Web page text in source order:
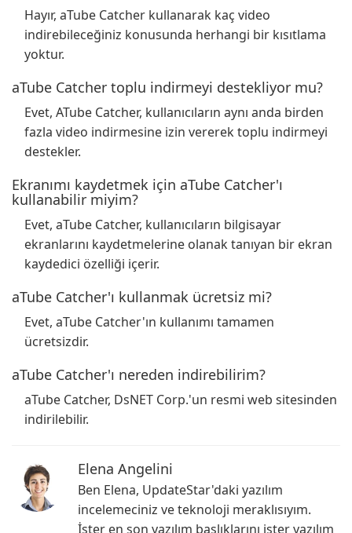
Hayır, aTube Catcher kullanarak kaç video
indirebileceğiniz konusunda herhangi bir kısıtlama
yoktur.
aTube Catcher toplu indirmeyi destekliyor mu?
Evet, ATube Catcher, kullanıcıların aynı anda birden
fazla video indirmesine izin vererek toplu indirmeyi
destekler.
Ekranımı kaydetmek için aTube Catcher'ı
kullanabilir miyim?
Evet, aTube Catcher, kullanıcıların bilgisayar
ekranlarını kaydetmelerine olanak tanıyan bir ekran
kaydedici özelliği içerir.
aTube Catcher'ı kullanmak ücretsiz mi?
Evet, aTube Catcher'ın kullanımı tamamen
ücretsizdir.
aTube Catcher'ı nereden indirebilirim?
aTube Catcher, DsNET Corp.'un resmi web sitesinden
indirilebilir.
Elena Angelini
Ben Elena, UpdateStar'daki yazılım
incelemeciniz ve teknoloji meraklısıyım.
İster en son yazılım başlıklarını ister yazılım